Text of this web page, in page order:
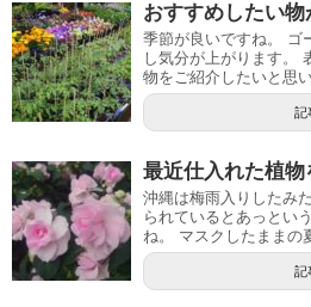
おすすめしたい物
季節が良いですね。 ゴ
し気分が上がります。
物をご紹介したいと思
記
最近仕入れた植物
沖縄は梅雨入りしたみ
られているとあっとい
ね。 マスクしたままの
記